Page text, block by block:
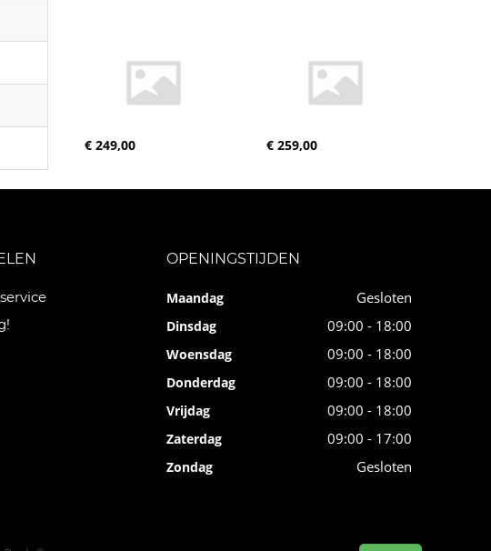
€ 249,00 € 259,00
OPENINGSTIJDEN
Maandag Gesloten
Dinsdag 09:00 - 18:00
Woensdag 09:00 - 18:00
Donderdag 09:00 - 18:00
Vrijdag 09:00 - 18:00
Zaterdag 09:00 - 17:00
Zondag Gesloten